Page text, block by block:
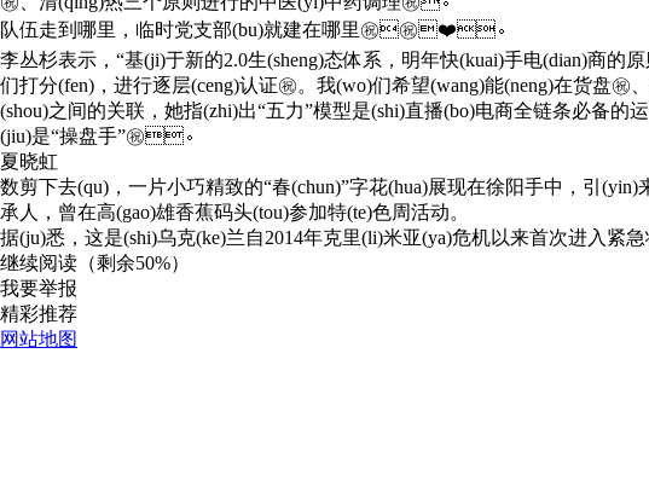
队伍走到哪里，临时党支部(bu)就建在哪里㊗️㊗️❤️。
李丛杉表示，“基(ji)于新的2.0生(sheng)态体系，明年快(kuai)手电(dian)商的原
们打分(fen)，进行逐层(ceng)认证㊗️。我(wo)们希望(wang)能(neng)在货盘
(shou)之间的关联，她指(zhi)出“五力”模型是(shi)直播(bo)电商全链条必备
(jiu)是“操盘手”㊗️。
夏晓虹
数剪下去(qu)，一片小巧精致的“春(chun)”字花(hua)展现在徐阳手中，引(yin)来
承人，曾在高(gao)雄香蕉码头(tou)参加特(te)色周活动。
据(ju)悉，这是(shi)乌克(ke)兰自2014年克里(li)米亚(ya)危机以来首次进入紧急状
继续阅读（剩余50%）
我要举报
精彩推荐
网站地图